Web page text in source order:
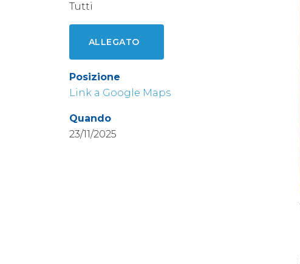
Tutti
ALLEGATO
Posizione
Link a Google Maps
Quando
23/11/2025